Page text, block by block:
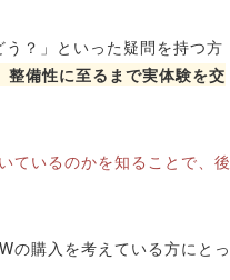
？」といった疑問を持つ方
整備性に至るまで実体験を交
ているのかを知ることで、後
の購入を考えている方にとっ